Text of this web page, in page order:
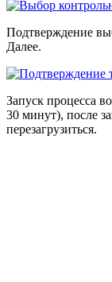
Подтверждение
Далее.
Запуск процесса
30 минут), после
перезагрузиться.